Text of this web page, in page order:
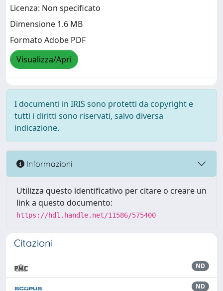
Licenza: Non specificato
Dimensione 1.6 MB
Formato Adobe PDF
Visualizza/Apri
I documenti in IRIS sono protetti da copyright e
tutti i diritti sono riservati, salvo diversa
indicazione.
Informazioni
Utilizza questo identificativo per citare o creare un
link a questo documento:
https://hdl.handle.net/11586/575400
Citazioni
ND
ND